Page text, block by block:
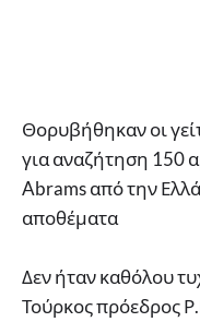
Θορυβήθηκαν οι
για αναζήτηση 150
Abrams από την
αποθέματα
Δεν ήταν καθόλου
Τούρκος πρόεδρος